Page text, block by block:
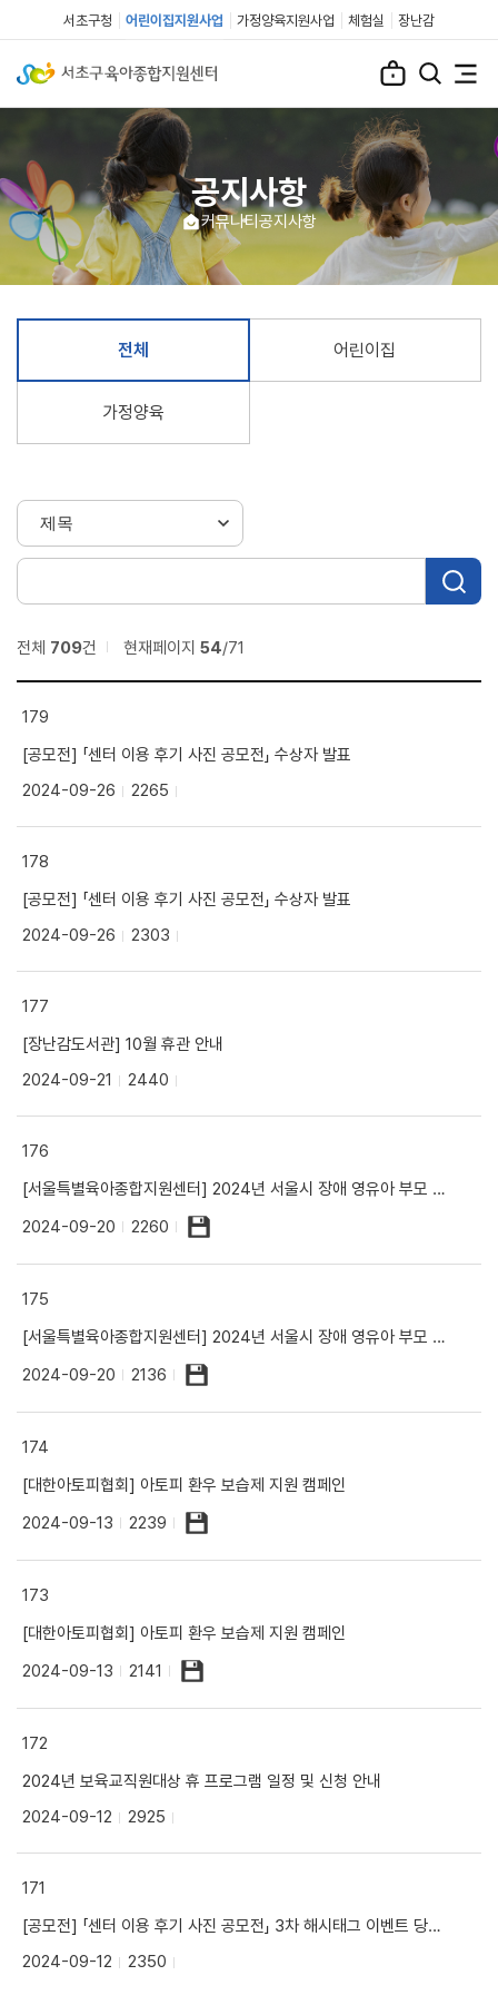
서초구청 어린이집지원사업 가정양육지원사업 체험실 장난감
공지사항
커뮤니티공지사항
전체 어린이집
가정양육
전체 709건 현재페이지 54/71
179
[공모전] 「센터 이용 후기 사진 공모전」 수상자 발표
2024-09-26
2265
178
[공모전] 「센터 이용 후기 사진 공모전」 수상자 발표
2024-09-26
2303
177
[장난감도서관] 10월 휴관 안내
2024-09-21
2440
176
[서울특별육아종합지원센터] 2024년 서울시 장애 영유아 부모 워크숍(다문화 모임) 참여 모집 안내
2024-09-20
2260
175
[서울특별육아종합지원센터] 2024년 서울시 장애 영유아 부모 워크숍(다문화 모임) 참여 모집 안내
2024-09-20
2136
174
[대한아토피협회] 아토피 환우 보습제 지원 캠페인
2024-09-13
2239
173
[대한아토피협회] 아토피 환우 보습제 지원 캠페인
2024-09-13
2141
172
2024년 보육교직원대상 휴 프로그램 일정 및 신청 안내
2024-09-12
2925
171
[공모전] 「센터 이용 후기 사진 공모전」 3차 해시태그 이벤트 당첨자 발표
2024-09-12
2350